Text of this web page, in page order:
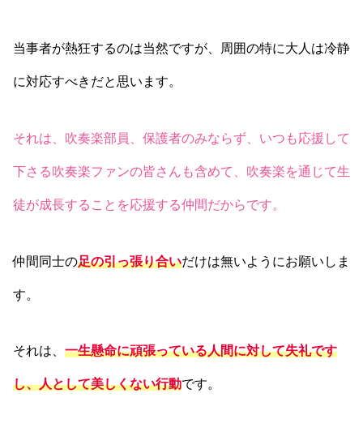
当事者が熱狂するのは当然ですが、周囲の特に大人は冷静
に対応すべきだと思います。
それは、吹奏楽部員、保護者のみならず、いつも応援して
下さる吹奏楽ファンの皆さんも含めて、吹奏楽を通じて生
徒が成長することを応援する仲間だからです。
仲間同士の足の引っ張り合いだけは無いようにお願いしま
す。
それは、 一生懸命に頑張っている人間に対して失礼です
し、人として美しくない行動です。